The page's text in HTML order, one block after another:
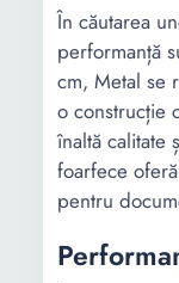
În căutarea
performanță
cm, Metal se
o construcție
înaltă calitate
foarfece
pentru